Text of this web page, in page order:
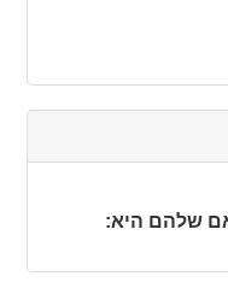
שלהם היא: